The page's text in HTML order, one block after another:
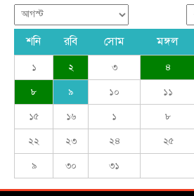
শনি রবি সোম মঙ্গল
১ ২ ৩ ৪
৮ ৯ ১০ ১১
১৫ ১৬ ১ ৮
২২ ২৩ ২৪ ২৫
৯ ৩০ ৩১